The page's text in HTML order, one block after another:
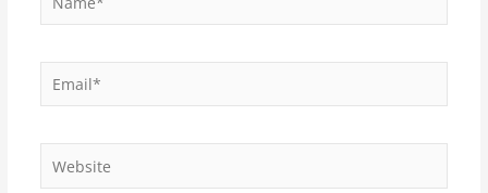
Email*
Website